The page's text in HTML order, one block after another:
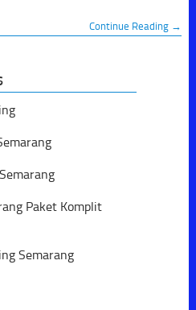
Continue Reading →
Paket Komplit
Semarang